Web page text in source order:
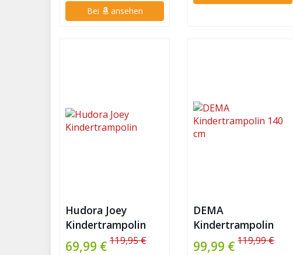
Bei ansehen
Hudora Joey
Kindertrampolin
69,99 € 119,95 €
DEMA
Kindertrampolin
140 cm
99,99 €119,99 €